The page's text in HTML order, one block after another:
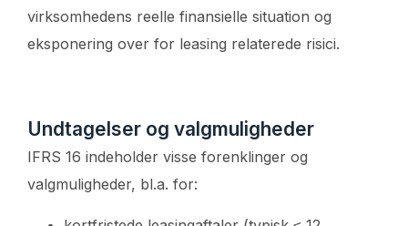
virksomhedens reelle finansielle situation og
eksponering over for leasing relaterede risici.
Undtagelser og valgmuligheder
IFRS 16 indeholder visse forenklinger og
valgmuligheder, bl.a. for: